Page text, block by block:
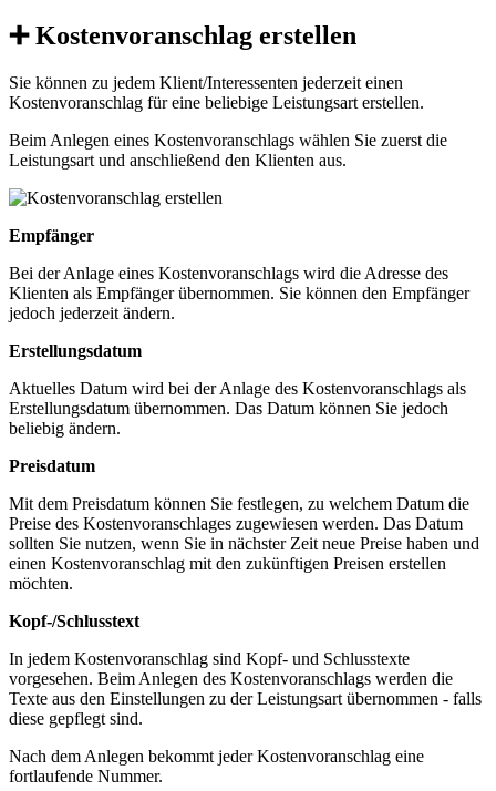
➕ Kostenvoranschlag erstellen
Sie können zu jedem Klient/Interessenten jederzeit einen
Kostenvoranschlag für eine beliebige Leistungsart erstellen.
Beim Anlegen eines Kostenvoranschlags wählen Sie zuerst die
Leistungsart und anschließend den Klienten aus.
Empfänger
Bei der Anlage eines Kostenvoranschlags wird die Adresse des
Klienten als Empfänger übernommen. Sie können den Empfänger
jedoch jederzeit ändern.
Erstellungsdatum
Aktuelles Datum wird bei der Anlage des Kostenvoranschlags als
Erstellungsdatum übernommen. Das Datum können Sie jedoch
beliebig ändern.
Preisdatum
Mit dem Preisdatum können Sie festlegen, zu welchem Datum die
Preise des Kostenvoranschlages zugewiesen werden. Das Datum
sollten Sie nutzen, wenn Sie in nächster Zeit neue Preise haben und
einen Kostenvoranschlag mit den zukünftigen Preisen erstellen
möchten.
Kopf-/Schlusstext
In jedem Kostenvoranschlag sind Kopf- und Schlusstexte
vorgesehen. Beim Anlegen des Kostenvoranschlags werden die
Texte aus den Einstellungen zu der Leistungsart übernommen - falls
diese gepflegt sind.
Nach dem Anlegen bekommt jeder Kostenvoranschlag eine
fortlaufende Nummer.